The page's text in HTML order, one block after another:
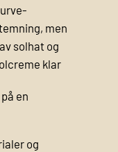
men
solhat og
klar
en
og